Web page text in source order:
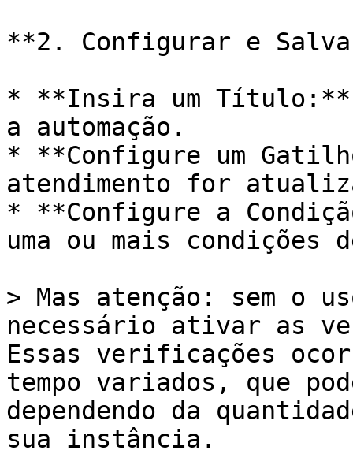
**2. Configurar e
* **Insira um Título:**
a automação.
* **Configure um
atendimento for
* **Configure a
uma ou mais condições
> Mas atenção: sem o
necessário ativar as
Essas verificações
tempo variados, que
dependendo da
sua instância.